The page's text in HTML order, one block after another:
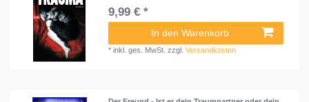
9,99 € *
In den Warenkorb
*inkl. ges. MwSt. zzgl.Versandkosten